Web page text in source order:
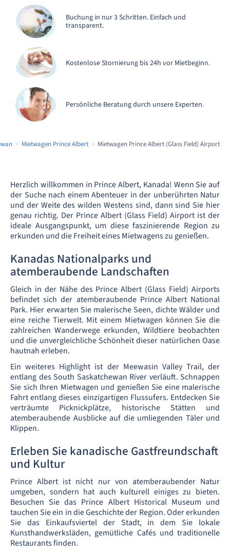
Buchung in nur 3 Schritten. Einfach und
transparent.
Kostenlose Stornierung bis 24h vor Mietbeginn.
Persönliche Beratung durch unsere Experten.
Mietwagen Prince Albert Mietwagen Prince Albert (Glass Field) Airport
Herzlich willkommen in Prince Albert, Kanada! Wenn Sie auf
der Suche nach einem Abenteuer in der unberührten Natur
und der Weite des wilden Westens sind, dann sind Sie hier
genau richtig. Der Prince Albert (Glass Field) Airport ist der
ideale Ausgangspunkt, um diese faszinierende Region zu
erkunden und die Freiheit eines Mietwagens zu genießen.
Kanadas Nationalparks und
atemberaubende Landschaften
Gleich in der Nähe des Prince Albert (Glass Field) Airports
befindet sich der atemberaubende Prince Albert National
Park. Hier erwarten Sie malerische Seen, dichte Wälder und
eine reiche Tierwelt. Mit einem Mietwagen können Sie die
zahlreichen Wanderwege erkunden, Wildtiere beobachten
und die unvergleichliche Schönheit dieser natürlichen Oase
hautnah erleben.
Ein weiteres Highlight ist der Meewasin Valley Trail, der
entlang des South Saskatchewan River verläuft. Schnappen
Sie sich Ihren Mietwagen und genießen Sie eine malerische
Fahrt entlang dieses einzigartigen Flussufers. Entdecken Sie
verträumte Picknickplätze, historische Stätten und
atemberaubende Ausblicke auf die umliegenden Täler und
Klippen.
Erleben Sie kanadische Gastfreundschaft
und Kultur
Prince Albert ist nicht nur von atemberaubender Natur
umgeben, sondern hat auch kulturell einiges zu bieten.
Besuchen Sie das Prince Albert Historical Museum und
tauchen Sie ein in die Geschichte der Region. Oder erkunden
Sie das Einkaufsviertel der Stadt, in dem Sie lokale
Kunsthandwerksläden, gemütliche Cafés und traditionelle
Restaurants finden.